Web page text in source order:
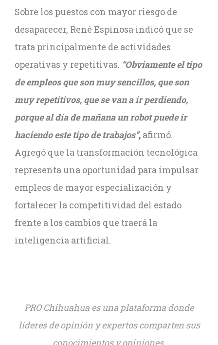
Sobre los puestos con mayor riesgo de
desaparecer, René Espinosa indicó que se
trata principalmente de actividades
operativas y repetitivas. “Obviamente el tipo
de empleos que son muy sencillos, que son
muy repetitivos, que se van a ir perdiendo,
porque al día de mañana un robot puede ir
haciendo este tipo de trabajos”, afirmó.
Agregó que la transformación tecnológica
representa una oportunidad para impulsar
empleos de mayor especialización y
fortalecer la competitividad del estado
frente a los cambios que traerá la
inteligencia artificial.
PRO Chihuahua es una plataforma donde
líderes de opinión y expertos comparten sus
conocimientos y opiniones.